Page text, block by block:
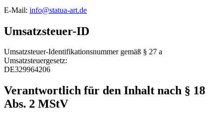
E-Mail: info@statua-art.de
Umsatzsteuer-ID
Umsatzsteuer-Identifikationsnummer gemäß § 27 a
Umsatzsteuergesetz:
DE329964206
Verantwortlich für den Inhalt nach § 18
Abs. 2 MStV